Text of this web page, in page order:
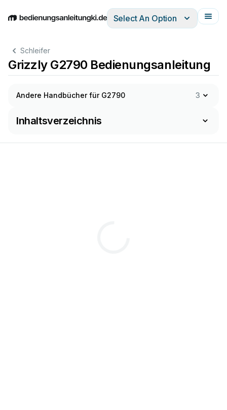
EnglishDeutschEspañolItalianoFrançais
Select An Option
Schleifer
Grizzly G2790 Bedienungsanleitung
Andere Handbücher für G2790 3
Inhaltsverzeichnis